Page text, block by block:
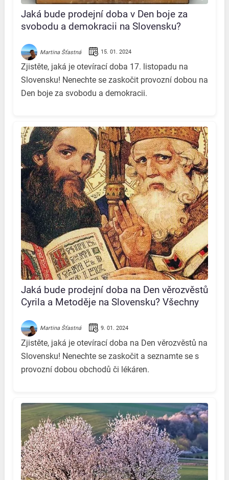
Jaká bude prodejní doba v Den boje za
svobodu a demokracii na Slovensku?
místě!Martina Šťastná 15. 01. 2024
Zjistěte, jaká je otevírací doba 17. listopadu na
Slovensku! Nenechte se zaskočit provozní dobou na
Den boje za svobodu a demokracii.
Jaká bude prodejní doba na Den věrozvěstů
Cyrila a Metoděje na Slovensku? Všechny
Martina Šťastná 9. 01. 2024
Zjistěte, jaká je otevírací doba na Den věrozvěstů na
Slovensku! Nenechte se zaskočit a seznamte se s
provozní dobou obchodů či lékáren.